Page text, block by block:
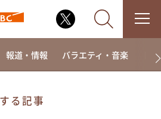
報道・情報 バラエティ・音楽 ド
る記事